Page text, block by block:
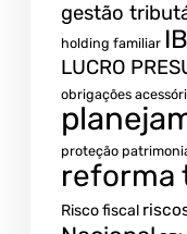
gestão
holding familiar
LUCRO
obrigações
proteção
reforma
Risco fiscal